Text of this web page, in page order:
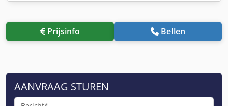
Prijsinfo Bellen
AANVRAAG STUREN